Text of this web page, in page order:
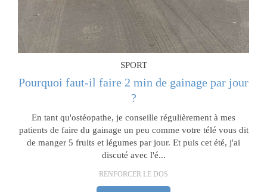
SPORT
Pourquoi faut-il faire 2 min de gainage par jour
?
En tant qu'ostéopathe, je conseille régulièrement à mes
patients de faire du gainage un peu comme votre télé vous dit
de manger 5 fruits et légumes par jour. Et puis cet été, j'ai
discuté avec l'é...
RENFORCER LE DOS